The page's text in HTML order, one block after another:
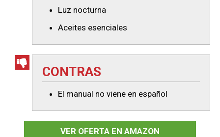
Luz nocturna
Aceites esenciales
CONTRAS
El manual no viene en español
VER OFERTA EN AMAZON